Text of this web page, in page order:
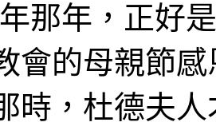
年，正好是
會的母親節
時，杜德夫